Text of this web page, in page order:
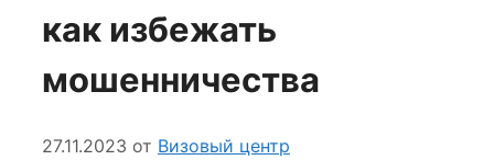
как избежать
мошенничества
27.11.2023 от Визовый центр